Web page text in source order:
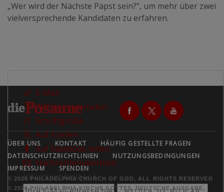
„Wer wird der Nächste Papst sein?“, um mehr über zwei
vielversprechende Kandidaten zu erfahren.
E-Mail
PDF herunterladen
Schriftgröße
Auf X teilen
Auf Facebook teilen
Nachrichtenüberblick
Informiert bleiben?
ÜBER UNS KONTAKT
HÄUFIG GESTELLTE FRAGEN
DATENSCHUTZRICHTLINIEN
NUTZUNGSBEDINGUNGEN
IMPRESSUM
SPENDEN
© 2026 PHILADELPHIA CHURCH OF GOD, ALL RIGHTS RESERVED
© 2026 PHILADELPHIA KIRCHE GOTTES, DEUTSCHE AUSGABE,